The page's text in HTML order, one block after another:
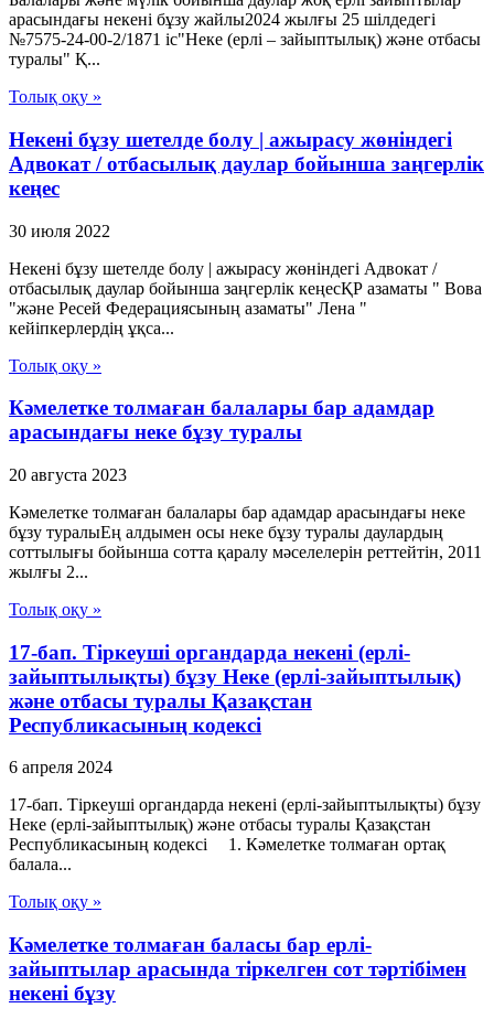
арасындағы некені бұзу жайлы2024 жылғы 25 шілдедегі
№7575-24-00-2/1871 іс"Неке (ерлі – зайыптылық) және отбасы
туралы" Қ...
Толық оқу »
Некені бұзу шетелде болу | ажырасу жөніндегі
Адвокат / отбасылық даулар бойынша заңгерлік
кеңес
30 июля 2022
Некені бұзу шетелде болу | ажырасу жөніндегі Адвокат /
отбасылық даулар бойынша заңгерлік кеңесҚР азаматы " Вова
"және Ресей Федерациясының азаматы" Лена "
кейіпкерлердің ұқса...
Толық оқу »
Кәмелетке толмаған балалары бар адамдар
арасындағы неке бұзу туралы
20 августа 2023
Кәмелетке толмаған балалары бар адамдар арасындағы неке
бұзу туралыЕң алдымен осы неке бұзу туралы даулардың
соттылығы бойынша сотта қаралу мәселелерін реттейтін, 2011
жылғы 2...
Толық оқу »
17-бап. Тіркеуші органдарда некені (ерлі-
зайыптылықты) бұзу Неке (ерлі-зайыптылық)
және отбасы туралы Қазақстан
Республикасының кодексі
6 апреля 2024
17-бап. Тіркеуші органдарда некені (ерлі-зайыптылықты) бұзу
Неке (ерлі-зайыптылық) және отбасы туралы Қазақстан
Республикасының кодексі 1. Кәмелетке толмаған ортақ
балала...
Толық оқу »
Кәмелетке толмаған баласы бар ерлі-
зайыптылар арасында тіркелген сот тәртібімен
некені бұзу